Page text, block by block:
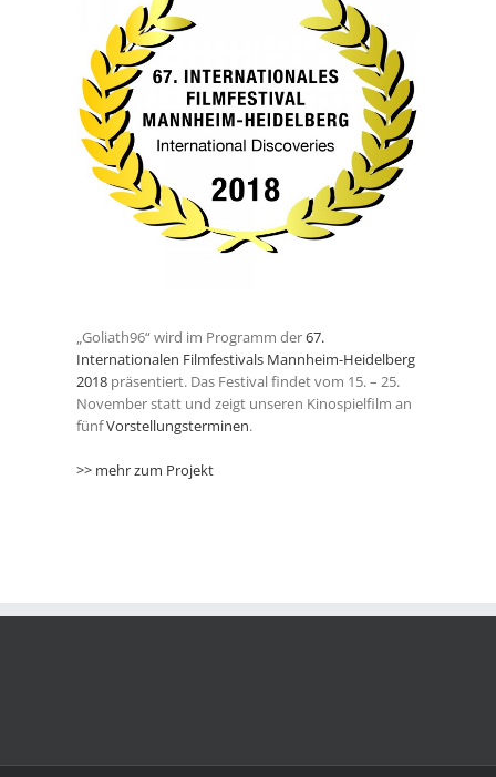
„Goliath96“ wird im Programm der67.
Internationalen Filmfestivals Mannheim-Heidelberg
2018präsentiert. Das Festival findet vom 15. – 25.
November statt und zeigt unseren Kinospielfilm an
fünfVorstellungsterminen.
>> mehr zum Projekt